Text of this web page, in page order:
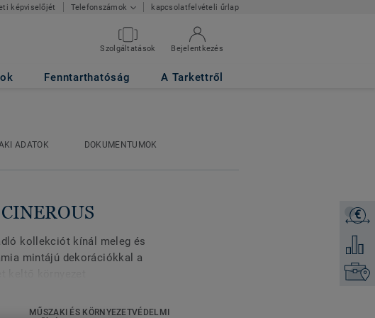
képviselőjét Telefonszámok kapcsolatfelvételi űrlap
Szolgáltatások Bejelentkezés
Fenntarthatóság A Tarkettről
€
ADATOK
DOKUMENTUMOK
kollekciót kínál meleg és
mintájú dekorációkkal a
csúszásmentes padló, amely
olyan területeken, ahol nagyon
MŰSZAKI ÉS KÖRNYEZETVÉDELMI